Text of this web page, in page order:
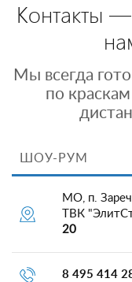
Контакты —
Мы всегда
по
ШОУ-РУМ
МО, п.
ТВК
20
8 495 414